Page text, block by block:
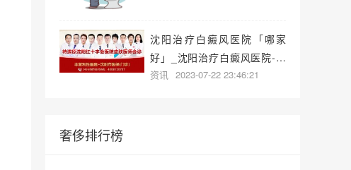
沈阳治疗白癜风医院「哪家
好」_沈阳治疗白癜风医院-沈
阳白癜风专科医院哪家好？
资讯 2023-07-22 23:46:21
奢侈排行榜